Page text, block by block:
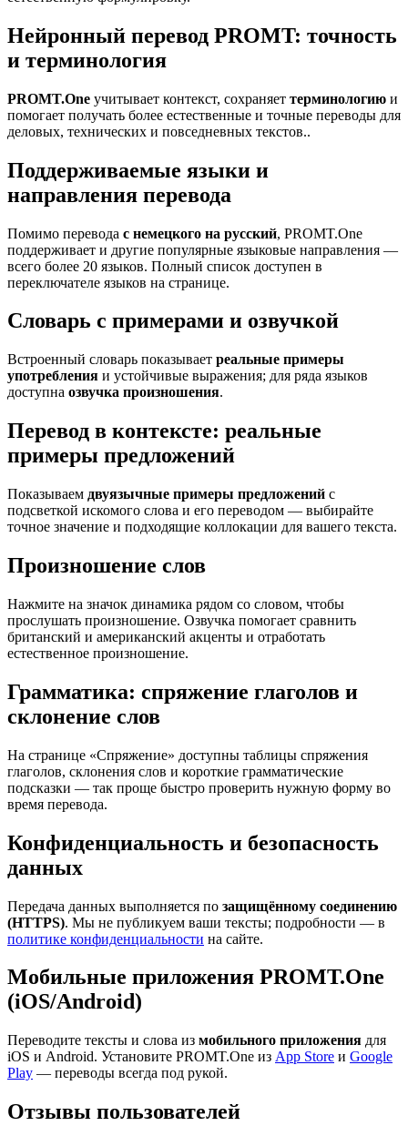
Нейронный перевод PROMT: точность
и терминология
PROMT.One учитывает контекст, сохраняет терминологию и
помогает получать более естественные и точные переводы для
деловых, технических и повседневных текстов..
Поддерживаемые языки и
направления перевода
Помимо перевода с немецкого на русский, PROMT.One
поддерживает и другие популярные языковые направления —
всего более 20 языков. Полный список доступен в
переключателе языков на странице.
Словарь с примерами и озвучкой
Встроенный словарь показывает реальные примеры
употребления и устойчивые выражения; для ряда языков
доступна озвучка произношения.
Перевод в контексте: реальные
примеры предложений
Показываем двуязычные примеры предложений с
подсветкой искомого слова и его переводом — выбирайте
точное значение и подходящие коллокации для вашего текста.
Произношение слов
Нажмите на значок динамика рядом со словом, чтобы
прослушать произношение. Озвучка помогает сравнить
британский и американский акценты и отработать
естественное произношение.
Грамматика: спряжение глаголов и
склонение слов
На странице «Спряжение» доступны таблицы спряжения
глаголов, склонения слов и короткие грамматические
подсказки — так проще быстро проверить нужную форму во
время перевода.
Конфиденциальность и безопасность
данных
Передача данных выполняется по защищённому соединению
(HTTPS). Мы не публикуем ваши тексты; подробности — в
политике конфиденциальности на сайте.
Мобильные приложения PROMT.One
(iOS/Android)
Переводите тексты и слова из мобильного приложения для
iOS и Android. Установите PROMT.One из App Store и Google
Play — переводы всегда под рукой.
Отзывы пользователей